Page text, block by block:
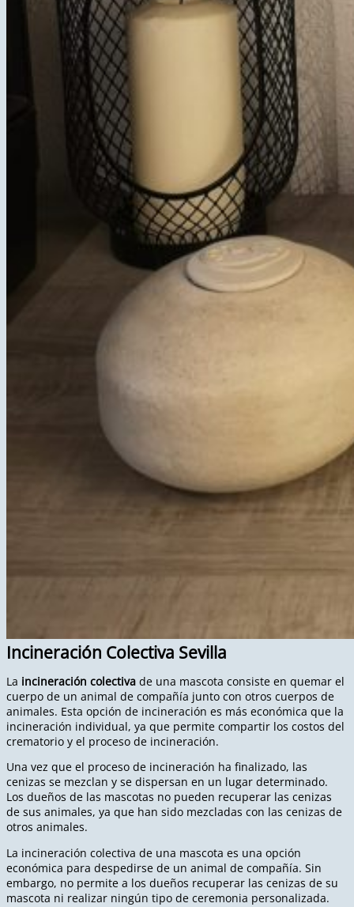
Incineración Colectiva Sevilla
La incineración colectiva de una mascota consiste en quemar el
cuerpo de un animal de compañía junto con otros cuerpos de
animales. Esta opción de incineración es más económica que la
incineración individual, ya que permite compartir los costos del
crematorio y el proceso de incineración.
Una vez que el proceso de incineración ha finalizado, las
cenizas se mezclan y se dispersan en un lugar determinado.
Los dueños de las mascotas no pueden recuperar las cenizas
de sus animales, ya que han sido mezcladas con las cenizas de
otros animales.
La incineración colectiva de una mascota es una opción
económica para despedirse de un animal de compañía. Sin
embargo, no permite a los dueños recuperar las cenizas de su
mascota ni realizar ningún tipo de ceremonia personalizada.